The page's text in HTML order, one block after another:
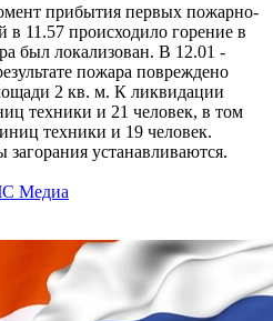
прибытия первых пожарно-
в 11.57 происходило горение в
был локализован. В 12.01 -
пожара повреждено
2 кв. м. К ликвидации
техники и 21 человек, в том
техники и 19 человек.
устанавливаются.
Медиа